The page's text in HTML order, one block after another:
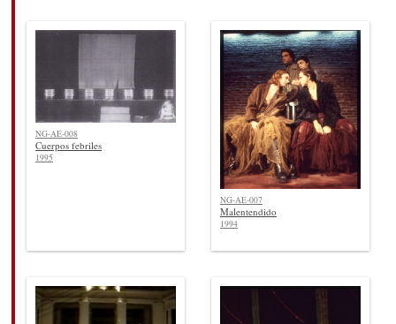
NG-AE-008
Cuerpos febriles
1995
NG-AE-007
Malentendido
1994